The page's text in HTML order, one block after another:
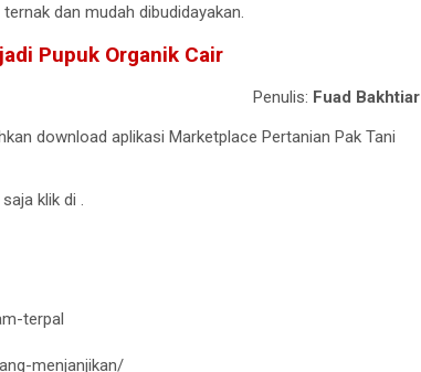
dan mudah dibudidayakan.
Pupuk Organik Cair
Penulis: Fuad Bakhtiar
download aplikasi Marketplace Pertanian Pak Tani
klik di .
terpal
menjanjikan/